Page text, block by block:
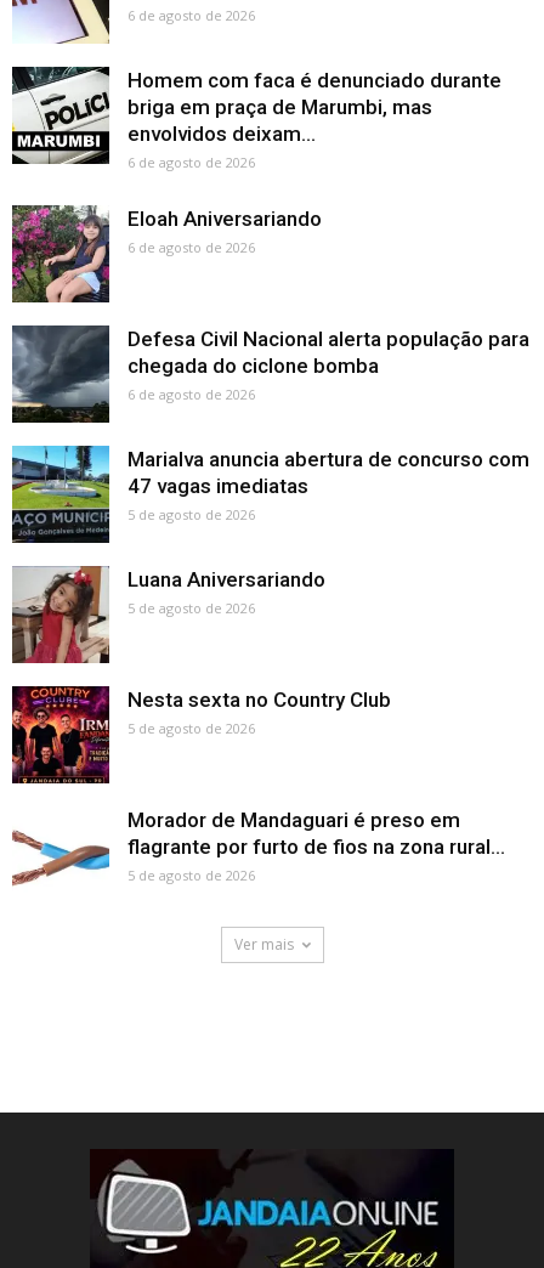
6 de agosto de 2026
Homem com faca é denunciado durante
briga em praça de Marumbi, mas
envolvidos deixam...
6 de agosto de 2026
Eloah Aniversariando
6 de agosto de 2026
Defesa Civil Nacional alerta população para
chegada do ciclone bomba
6 de agosto de 2026
Marialva anuncia abertura de concurso com
47 vagas imediatas
5 de agosto de 2026
Luana Aniversariando
5 de agosto de 2026
Nesta sexta no Country Club
5 de agosto de 2026
Morador de Mandaguari é preso em
flagrante por furto de fios na zona rural...
5 de agosto de 2026
Ver mais